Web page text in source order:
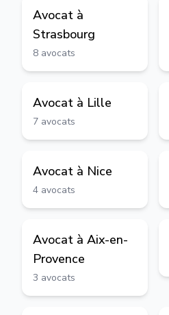
Avocat à
Strasbourg
8 avocats
Avocat à Lille
7 avocats
Avocat à Nice
4 avocats
Avocat à Aix-en-
Provence
3 avocats